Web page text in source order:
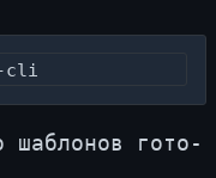
cli
шаб­ло­нов го­то­